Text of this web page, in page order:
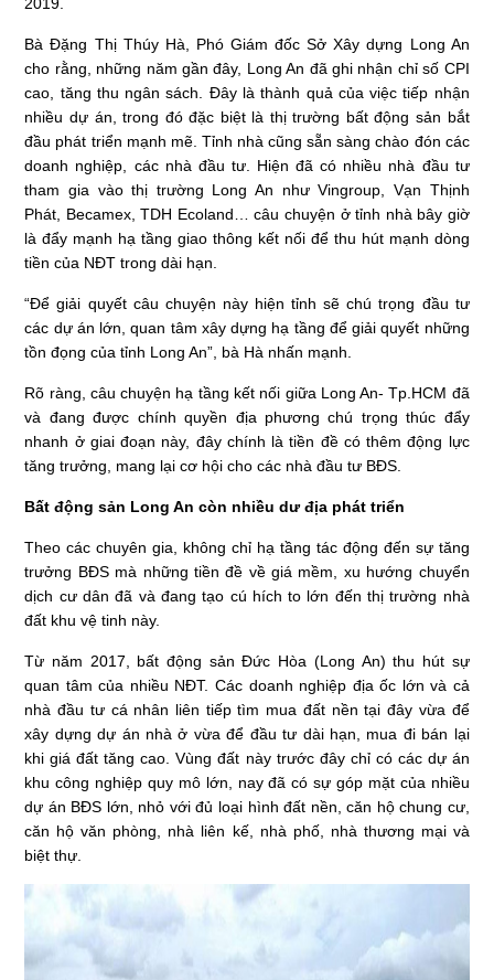
2019.
Bà Đặng Thị Thúy Hà, Phó Giám đốc Sở Xây dựng Long An
cho rằng, những năm gần đây, Long An đã ghi nhận chỉ số CPI
cao, tăng thu ngân sách. Đây là thành quả của việc tiếp nhận
nhiều dự án, trong đó đặc biệt là thị trường bất động sản bắt
đầu phát triển mạnh mẽ. Tỉnh nhà cũng sẵn sàng chào đón các
doanh nghiệp, các nhà đầu tư. Hiện đã có nhiều nhà đầu tư
tham gia vào thị trường Long An như Vingroup, Vạn Thịnh
Phát, Becamex, TDH Ecoland… câu chuyện ở tỉnh nhà bây giờ
là đẩy mạnh hạ tầng giao thông kết nối để thu hút mạnh dòng
tiền của NĐT trong dài hạn.
“Để giải quyết câu chuyện này hiện tỉnh sẽ chú trọng đầu tư
các dự án lớn, quan tâm xây dựng hạ tầng để giải quyết những
tồn đọng của tỉnh Long An”, bà Hà nhấn mạnh.
Rõ ràng, câu chuyện hạ tầng kết nối giữa Long An- Tp.HCM đã
và đang được chính quyền địa phương chú trọng thúc đẩy
nhanh ở giai đoạn này, đây chính là tiền đề có thêm động lực
tăng trưởng, mang lại cơ hội cho các nhà đầu tư BĐS.
Bất động sản Long An còn nhiều dư địa phát triển
Theo các chuyên gia, không chỉ hạ tầng tác động đến sự tăng
trưởng BĐS mà những tiền đề về giá mềm, xu hướng chuyển
dịch cư dân đã và đang tạo cú hích to lớn đến thị trường nhà
đất khu vệ tinh này.
Từ năm 2017, bất động sản Đức Hòa (Long An) thu hút sự
quan tâm của nhiều NĐT. Các doanh nghiệp địa ốc lớn và cả
nhà đầu tư cá nhân liên tiếp tìm mua đất nền tại đây vừa để
xây dựng dự án nhà ở vừa để đầu tư dài hạn, mua đi bán lại
khi giá đất tăng cao. Vùng đất này trước đây chỉ có các dự án
khu công nghiệp quy mô lớn, nay đã có sự góp mặt của nhiều
dự án BĐS lớn, nhỏ với đủ loại hình đất nền, căn hộ chung cư,
căn hộ văn phòng, nhà liên kế, nhà phố, nhà thương mại và
biệt thự.